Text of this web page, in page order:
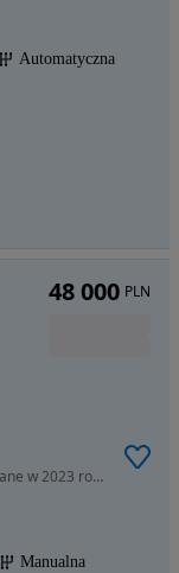
Automatyczna
2449 cm3 • 150 KM • Porsche 924 S odrestaurowane w 2023 roku
Manualna
48 000 PLN